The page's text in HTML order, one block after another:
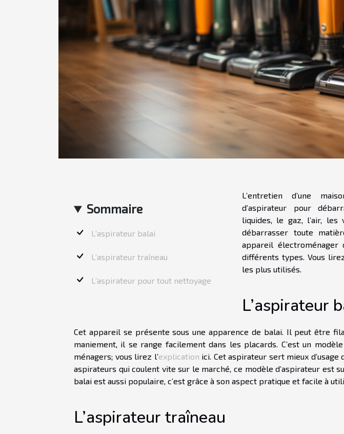
Sommaire
L’aspirateur balai
L’aspirateur traîneau
L’aspirateur pour tout nettoyage
L’entretien d’une
d’aspirateur pour
liquides, le gaz, l’air,
débarrasser toute
appareil électroménager
différents types. Vous
les plus utilisés.
L’aspirateur
Cet appareil se présente sous une apparence de balai. Il peut être
maniement, il se range facilement dans les placards. C’est un
ménagers; vous lirez l’explication ici. Cet aspirateur sert mieux
aspirateurs qui coulent vite sur le marché, ce modèle d’aspirateur est
balai est aussi populaire, c’est grâce à son aspect pratique et facile à
L’aspirateur traîneau